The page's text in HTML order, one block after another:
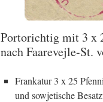
Portorichtig mit 3 x
nach Faarevejle-St.
Frankatur 3 x 25
und sowjetische